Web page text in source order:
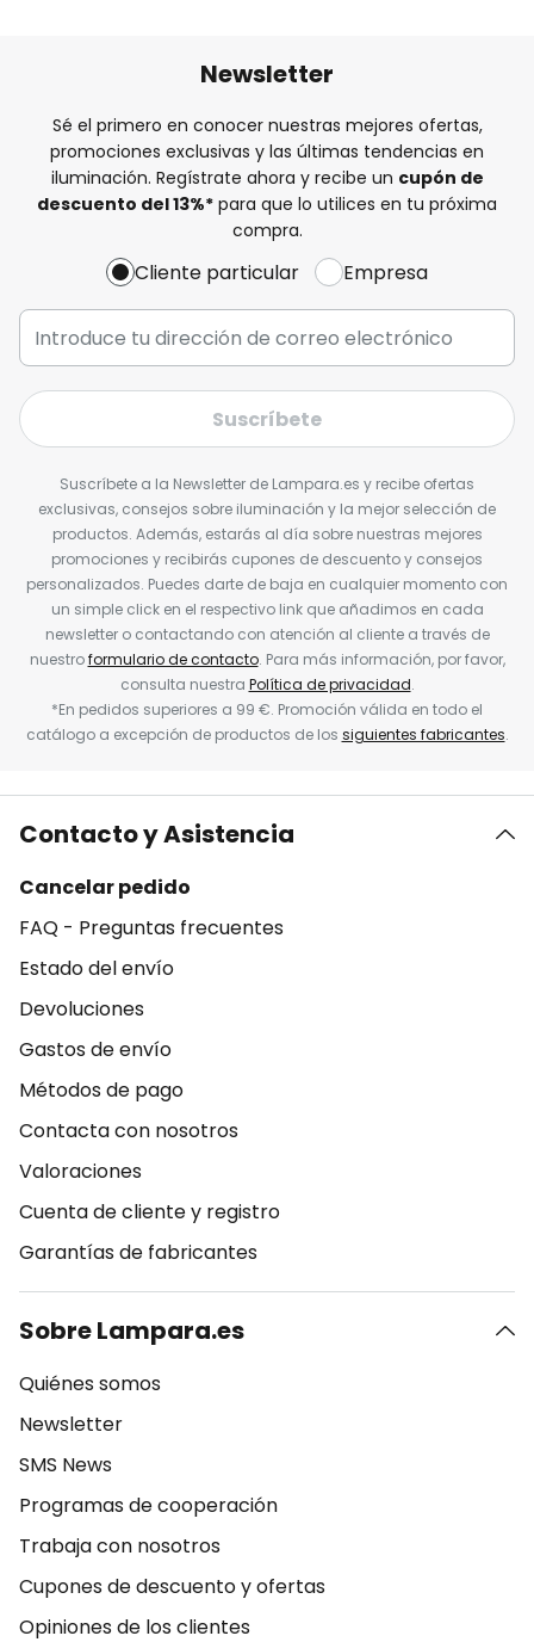
Newsletter
Sé el primero en conocer nuestras mejores ofertas,
promociones exclusivas y las últimas tendencias en
iluminación. Regístrate ahora y recibe un cupón de
descuento del13%* para que lo utilices en tu próxima
compra.
Cliente particular Empresa
Suscríbete
Suscríbete a la Newsletter de Lampara.es y recibe ofertas
exclusivas, consejos sobre iluminación y la mejor selección de
productos. Además, estarás al día sobre nuestras mejores
promociones y recibirás cupones de descuento y consejos
personalizados. Puedes darte de baja en cualquier momento con
un simple click en el respectivo link que añadimos en cada
newsletter o contactando con atención al cliente a través de
nuestroformulario de contacto. Para más información, por favor,
consulta nuestra Política de privacidad.
*En pedidos superiores a 99 €. Promoción válida en todo el
catálogo a excepción de productos de los siguientes fabricantes.
Contacto y Asistencia
Cancelar pedido
FAQ - Preguntas frecuentes
Estado del envío
Devoluciones
Gastos de envío
Métodos de pago
Contacta con nosotros
Valoraciones
Cuenta de cliente y registro
Garantías de fabricantes
Sobre Lampara.es
Quiénes somos
Newsletter
SMS News
Programas de cooperación
Trabaja con nosotros
Cupones de descuento y ofertas
Opiniones de los clientes